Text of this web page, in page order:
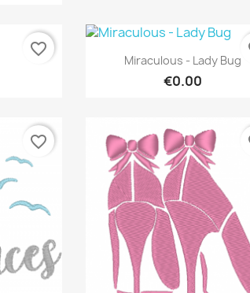
favorite_border Quick view
Miraculous - Lady Bug
€0.00
favorite_border